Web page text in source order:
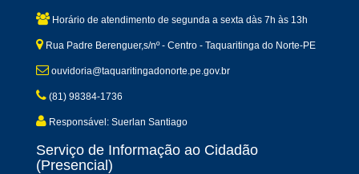
Horário de atendimento de segunda a sexta dàs 7h às 13h
Rua Padre Berenguer,s/nº - Centro - Taquaritinga do Norte-PE
ouvidoria@taquaritingadonorte.pe.gov.br
(81) 98384-1736
Responsável: Suerlan Santiago
Serviço de Informação ao Cidadão
(Presencial)